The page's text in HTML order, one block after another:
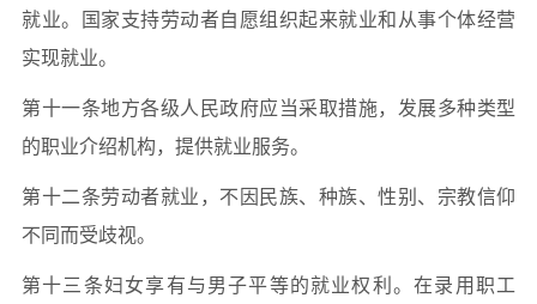
就业。国家支持劳动者自愿组织起来就业和从事个体经营
实现就业。
第十一条地方各级人民政府应当采取措施，发展多种类型
的职业介绍机构，提供就业服务。
第十二条劳动者就业，不因民族、种族、性别、宗教信仰
不同而受歧视。
第十三条妇女享有与男子平等的就业权利。在录用职工